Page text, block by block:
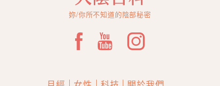
妳/你所不知道的陰部秘密